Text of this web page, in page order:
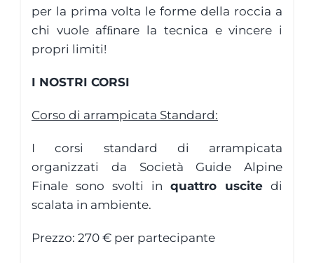
per la prima volta le forme della roccia a
chi vuole afﬁnare la tecnica e vincere i
propri limiti!
I NOSTRI CORSI
Corso di arrampicata Standard:
I corsi standard di arrampicata
organizzati da Società Guide Alpine
Finale sono svolti inquattro uscite di
scalata in ambiente.
Prezzo: 270 € per partecipante